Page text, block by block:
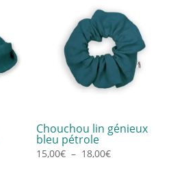
Chouchou lin génieux
bleu pétrole
15,00€ – 18,00€Plage